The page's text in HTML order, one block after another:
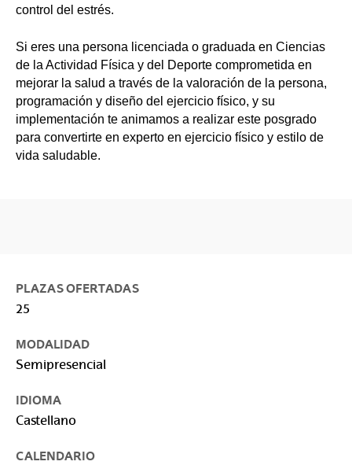
control del estrés.
Si eres una persona licenciada o graduada en Ciencias
de la Actividad Física y del Deporte comprometida en
mejorar la salud a través de la valoración de la persona,
programación y diseño del ejercicio físico, y su
implementación te animamos a realizar este posgrado
para convertirte en experto en ejercicio físico y estilo de
vida saludable.
PLAZAS OFERTADAS
25
MODALIDAD
Semipresencial
IDIOMA
Castellano
CALENDARIO